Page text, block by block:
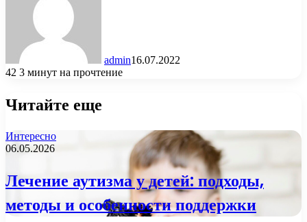
admin16.07.2022
42 3 минут на прочтение
Читайте еще
Интересно
06.05.2026
Лечение аутизма у детей: подходы,
методы и особенности поддержки